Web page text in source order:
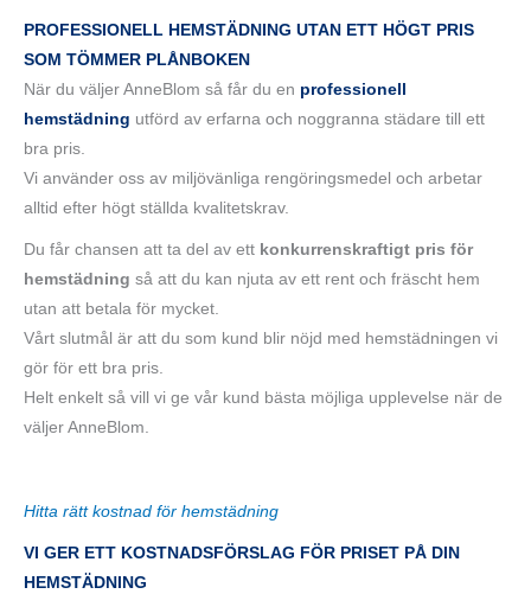
PROFESSIONELL HEMSTÄDNING UTAN ETT HÖGT PRIS
SOM TÖMMER PLÅNBOKEN
När du väljer AnneBlom så får du en professionell
hemstädning utförd av erfarna och noggranna städare till ett
bra pris.
Vi använder oss av miljövänliga rengöringsmedel och arbetar
alltid efter högt ställda kvalitetskrav.
Du får chansen att ta del av ett konkurrenskraftigt pris för
hemstädning så att du kan njuta av ett rent och fräscht hem
utan att betala för mycket.
Vårt slutmål är att du som kund blir nöjd med hemstädningen vi
gör för ett bra pris.
Helt enkelt så vill vi ge vår kund bästa möjliga upplevelse när de
väljer AnneBlom.
Hitta rätt kostnad för hemstädning
VI GER ETT KOSTNADSFÖRSLAG FÖR PRISET PÅ DIN
HEMSTÄDNING